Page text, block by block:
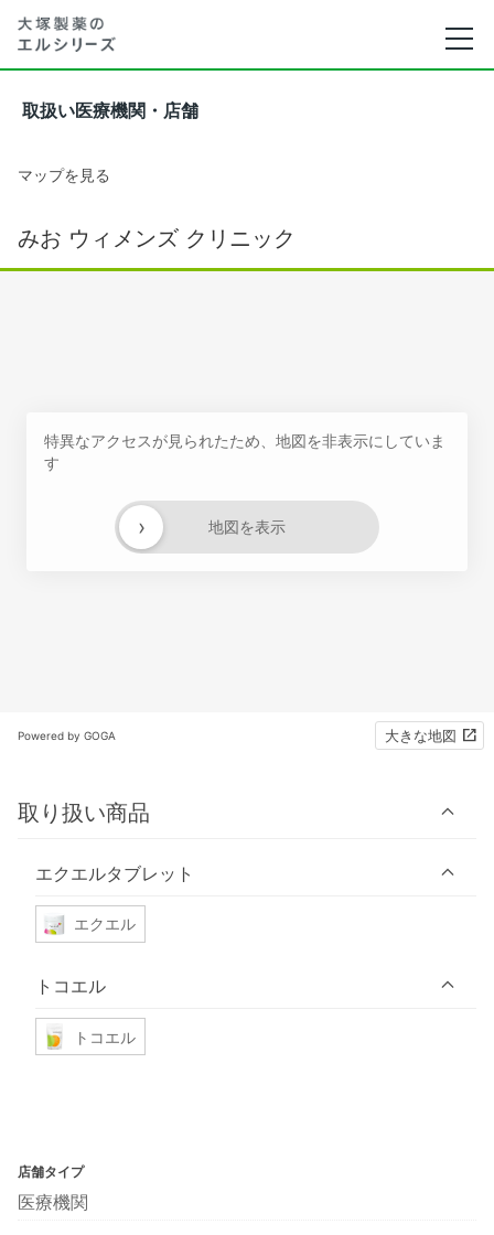
取扱い医療機関・店舗
マップを見る
みお ウィメンズ クリニック
特異なアクセスが見られたため、地図を非表示にしていま
す
地図を表示
›
Powered by GOGA 大きな地図
取り扱い商品
エクエルタブレット
エクエル
トコエル
トコエル
店舗タイプ
医療機関